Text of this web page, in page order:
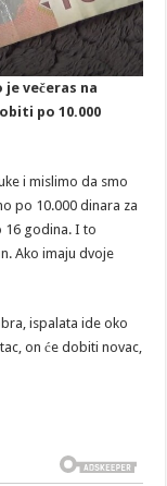
je večeras na
po 10.000
i mislimo da smo
po 10.000 dinara za
16 godina. I to
Ako imaju dvoje
ispalata ide oko
on će dobiti novac,